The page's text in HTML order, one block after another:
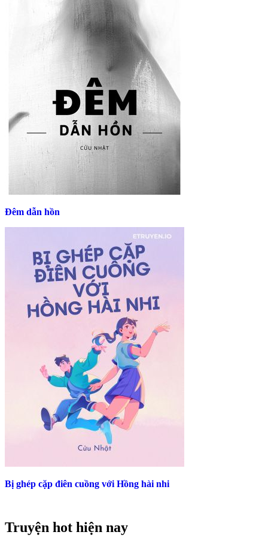
Đêm dẫn hồn
Bị ghép cặp điên cuồng với Hồng hài nhi
Truyện hot hiện nay